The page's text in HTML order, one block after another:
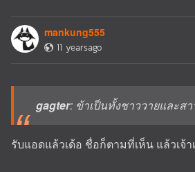
mankung555
11 yearsago
gagter: ข้าเป็นทั้งชาววายและส
รับแอดแล้วเด้อ ชื่อก็ตามที่เห็น แล้วเจ้า